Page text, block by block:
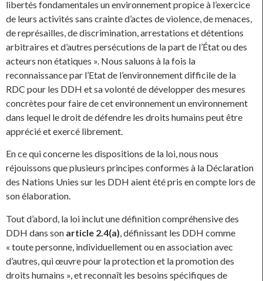
libertés fondamentales un environnement propice à l’exercice
de leurs activités sans crainte d’actes de violence, de menaces,
de représailles, de discrimination, arrestations et détentions
arbitraires et d’autres persécutions de la part de l’État ou des
acteurs non étatiques ». Nous saluons à la fois la
reconnaissance par l’Etat de l’environnement difficile de la
RDC pour les DDH et sa volonté de développer des mesures
concrètes pour faire de cet environnement un environnement
dans lequel le droit de défendre les droits humains peut être
apprécié et exercé librement.
En ce qui concerne les dispositions de la loi, nous nous
réjouissons que plusieurs principes conformes à la Déclaration
des Nations Unies sur les DDH aient été pris en compte lors de
son élaboration.
Tout d’abord, la loi inclut une définition compréhensive des
DDH dans son article 2.4(a) , définissant les DDH comme
« toute personne, individuellement ou en association avec
d’autres, qui œuvre pour la protection et la promotion des
droits humains », et reconnaît les besoins spécifiques de